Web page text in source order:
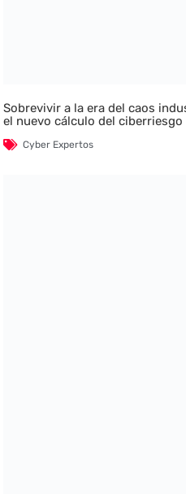
Sobrevivir a la era del caos
el nuevo cálculo del ciberriesgo
Cyber Expertos